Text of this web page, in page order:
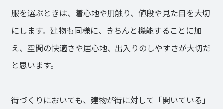
服を選ぶときは、着心地や肌触り、値段や見た目を大切
にします。建物も同様に、きちんと機能することに加
え、空間の快適さや居心地、出入りのしやすさが大切だ
と思います。
街づくりにおいても、建物が街に対して「開いている」